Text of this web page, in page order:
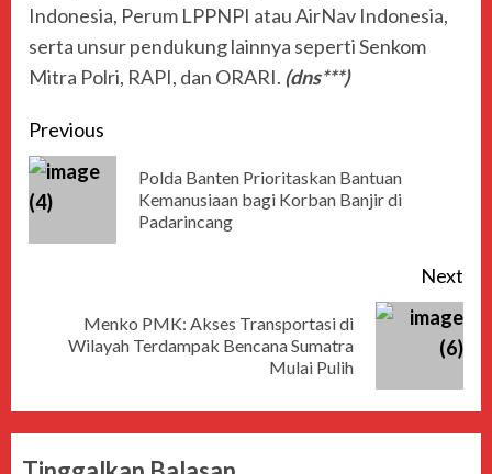
Indonesia, Perum LPPNPI atau AirNav Indonesia,
serta unsur pendukung lainnya seperti Senkom
Mitra Polri, RAPI, dan ORARI. (dns***)
Previous
Polda Banten Prioritaskan Bantuan
Kemanusiaan bagi Korban Banjir di
Padarincang
Next
Menko PMK: Akses Transportasi di
Wilayah Terdampak Bencana Sumatra
Mulai Pulih